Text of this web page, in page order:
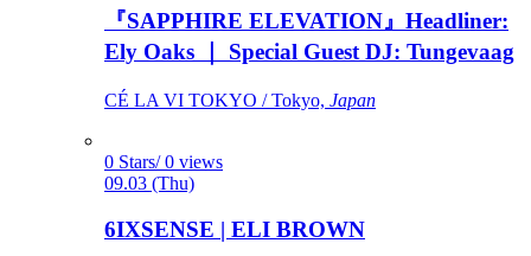
『SAPPHIRE ELEVATION』Headliner:
Ely Oaks ｜ Special Guest DJ: Tungevaag
CÉ LA VI TOKYO / Tokyo, Japan
0 Stars/ 0 views
09.03 (Thu)
6IXSENSE | ELI BROWN